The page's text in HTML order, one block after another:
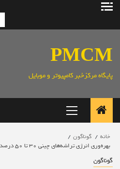
پرش
PMCM
پایگاه مرکزخبر کامپیوتر و موبایل
اصلی
خانه
گوناگون
بهره‌وری انرژی تراشه‌های چینی ۳۰ تا ۵۰ درصد کمتر از رقبای غربی است
گوناگون